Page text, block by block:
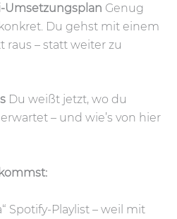
Umsetzungsplan Genug
Du gehst mit einem
raus – statt weiter zu
Du weißt jetzt, wo du
– und wie’s von hier
Spotify-Playlist – weil mit